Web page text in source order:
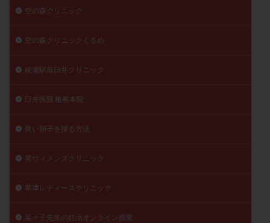
空の森クリニック
空の森クリニックくるめ
綾瀬駅前臼井クリニック
臼井医院 亀有本院
良い卵子を採る方法
英ウィメンズクリニック
草津レディースクリニック
菜々子先生の妊活オンライン授業